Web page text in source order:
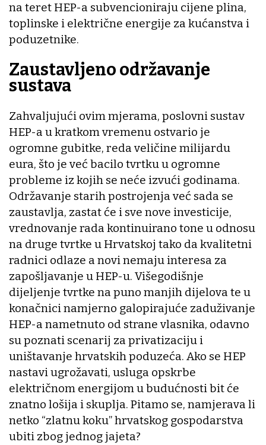
na teret HEP-a subvencioniraju cijene plina,
toplinske i električne energije za kućanstva i
poduzetnike.
Zaustavljeno održavanje
sustava
Zahvaljujući ovim mjerama, poslovni sustav
HEP-a u kratkom vremenu ostvario je
ogromne gubitke, reda veličine milijardu
eura, što je već bacilo tvrtku u ogromne
probleme iz kojih se neće izvući godinama.
Održavanje starih postrojenja već sada se
zaustavlja, zastat će i sve nove investicije,
vrednovanje rada kontinuirano tone u odnosu
na druge tvrtke u Hrvatskoj tako da kvalitetni
radnici odlaze a novi nemaju interesa za
zapošljavanje u HEP-u. Višegodišnje
dijeljenje tvrtke na puno manjih dijelova te u
konačnici namjerno galopirajuće zaduživanje
HEP-a nametnuto od strane vlasnika, odavno
su poznati scenarij za privatizaciju i
uništavanje hrvatskih poduzeća. Ako se HEP
nastavi ugrožavati, usluga opskrbe
električnom energijom u budućnosti bit će
znatno lošija i skuplja. Pitamo se, namjerava li
netko “zlatnu koku” hrvatskog gospodarstva
ubiti zbog jednog jajeta?